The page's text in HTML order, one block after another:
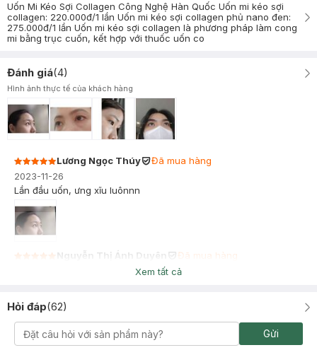
Uốn Mi Kéo Sợi Collagen Công Nghệ Hàn Quốc Uốn mi kéo sợi
collagen: 220.000đ/1 lần Uốn mi kéo sợi collagen phủ nano đen:
275.000đ/1 lần Uốn mi kéo sợi collagen là phương pháp làm cong
mi bằng trục cuốn, kết hợp với thuốc uốn co
Đánh giá(4)
Hình ảnh thực tế của khách hàng
Lương Ngọc Thúy
Đã mua hàng
2023-11-26
Lần đầu uốn, ưng xĩu luônnn
Nguyễn Thị Ánh Duyên
Đã mua hàng
Xem tất cả
Hỏi đáp(62)
Gửi